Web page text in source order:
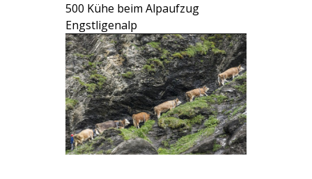
500 Kühe beim Alpaufzug
Engstligenalp